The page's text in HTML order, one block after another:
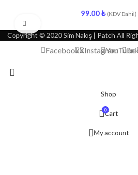
99.00₺ (KDV Dahil)
Copyright © 2020 Sim Nakış | Patch All
FacebookXInstagramYouTube
Shop
0Cart
My account